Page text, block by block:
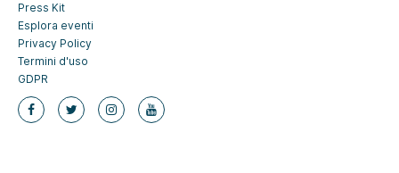
Press Kit
Esplora eventi
Privacy Policy
Termini d'uso
GDPR